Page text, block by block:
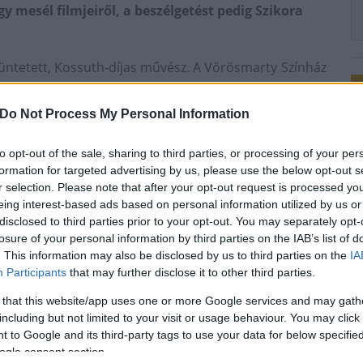
Do Not Process My Personal Information
opt-out of the sale, sharing to third parties, or processing of your
for targeted advertising by us, please use the below opt-out
selection. Please note that after your opt-out request is processed
interest-based ads based on personal information utilized by us
to third parties prior to your opt-out. You may separately
of your personal information by third parties on the IAB’s list of
This information may also be disclosed by us to third parties on the
Participants that may further disclose it to other third parties.
that this website/app uses one or more Google services and may
but not limited to your visit or usage behaviour. You may
to Google and its third-party tags to use your data for below
consent section.
mesél filmjeiről, a beszélgetést pedig Szikora
Kossuth-díjas művész. A Vörösmarty Színház
játszott, Wim Wenders német filmrendező pedig a
nem mindennapi találkozáson Cserhalmi
és az életét meghatározó filmrendezőiről:
Lugossy Lászlóról. Az este folyamán rövid részletek
Cserhalmi György